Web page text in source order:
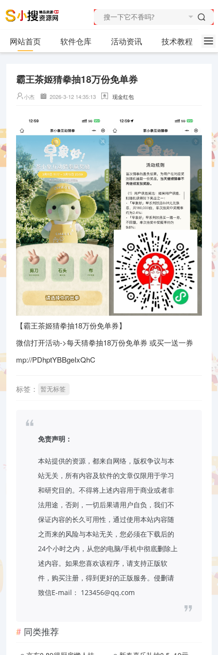
网站首页 软件仓库 活动资讯 技术教程
霸王茶姬猜拳抽18万份免单券
小杰 2026-3-12 14:35:13 现金红包
【霸王茶姬猜拳抽18万份免单券】
微信打开活动->每天猜拳抽18万份免单券 或买一送一券
mp://PDhptYBBgeIxQhC
标签： 暂无标签
免责声明：
本站提供的资源，都来自网络，版权争议与本
站无关，所有内容及软件的文章仅限用于学习
和研究目的。不得将上述内容用于商业或者非
法用途，否则，一切后果请用户自负，我们不
保证内容的长久可用性，通过使用本站内容随
之而来的风险与本站无关，您必须在下载后的
24个小时之内，从您的电脑/手机中彻底删除上
述内容。如果您喜欢该程序，请支持正版软
件，购买注册，得到更好的正版服务。侵删请
致信E-mail： 123456@qq.com
同类推荐